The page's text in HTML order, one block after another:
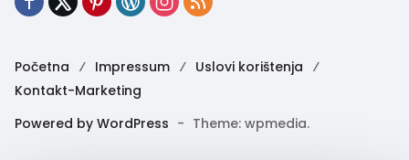
Početna Impressum
Uslovi korištenja
Kontakt-Marketing
Powered by WordPress - Theme: wpmedia.